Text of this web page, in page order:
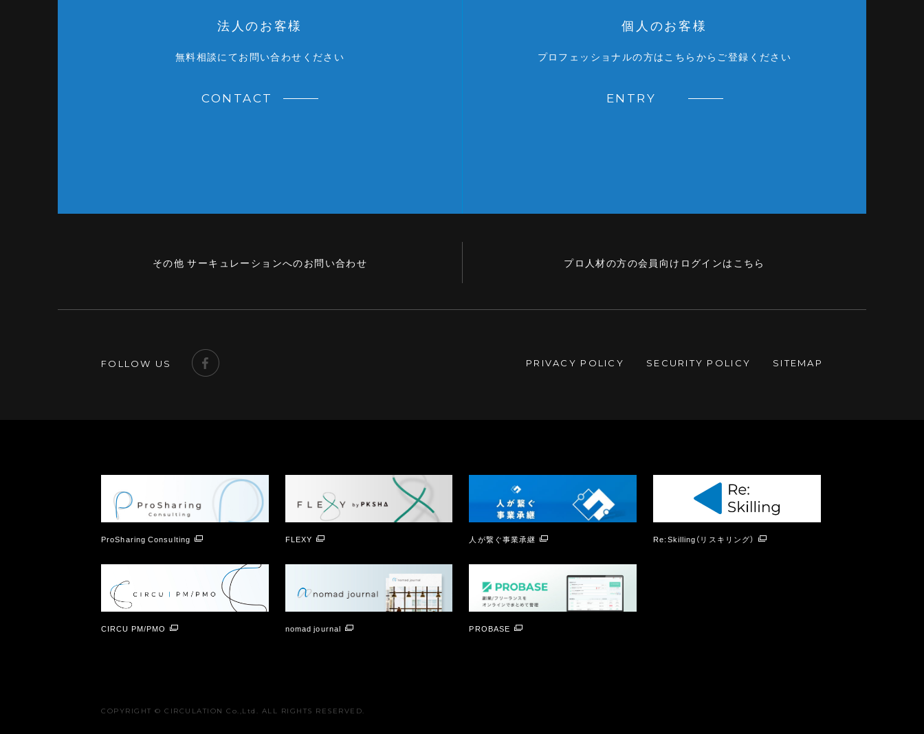
法人のお客様
無料相談にてお問い合わせください
CONTACT
個人のお客様
プロフェッショナルの方はこちらからご登録ください
ENTRY
その他 サーキュレーションへのお問い合わせ プロ人材の方の会員向けログインはこちら
FOLLOW US PRIVACY POLICY SECURITY POLICY SITEMAP
ProSharing Consulting FLEXY 人が繋ぐ事業承継 Re:Skilling（リスキリング）
CIRCU PM/PMO nomad journal PROBASE
COPYRIGHT © CIRCULATION Co.,Ltd. ALL RIGHTS RESERVED.